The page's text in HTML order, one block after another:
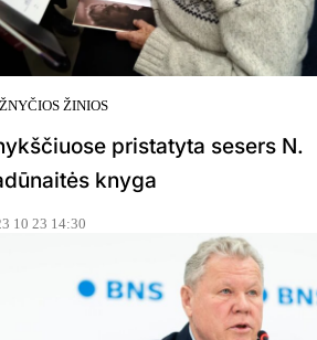
ŽINIOS
pristatyta sesers N.
knyga
10 23 14:30